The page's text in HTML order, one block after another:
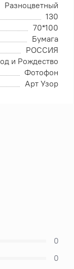
Разноцветный
130
70*100
Бумага
РОССИЯ
и Рождество
Фотофон
Арт Узор
0
0